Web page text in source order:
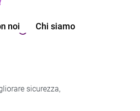
noi Chi siamo
sicurezza,